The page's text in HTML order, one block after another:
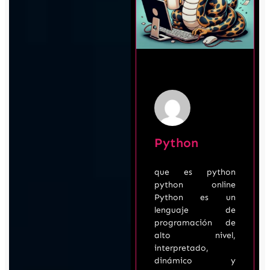
Python
que es python
python online
Python es un
lenguaje de
programación de
alto nivel,
interpretado,
dinámico y